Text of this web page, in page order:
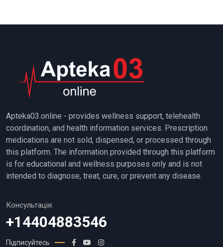
Apteka03.online - provides wellness support, telehealth
coordination, and health information services. Prescription
medications are not sold, dispensed, or processed through
this platform. The information provided through this platform
is for educational and wellness purposes only and is not
intended to diagnose, treat, cure, or prevent any disease.
Консультація:
+14404883546
Підписуйтесь